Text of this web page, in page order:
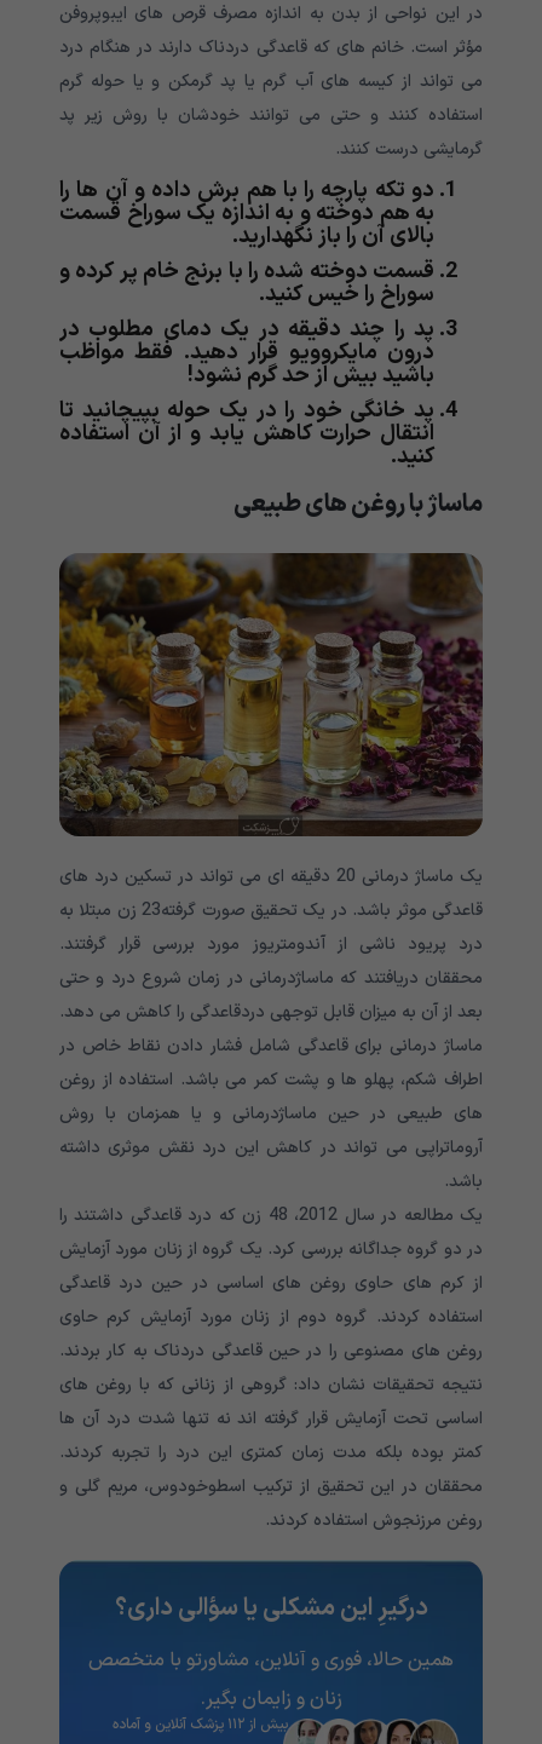
در این نواحی از بدن به اندازه مصرف قرص های ایبوپروفن
مؤثر است. خانم های که قاعدگی دردناک دارند در هنگام درد
می تواند از کیسه های آب گرم یا پد گرمکن و یا حوله گرم
استفاده کنند و حتی می توانند خودشان با روش زیر پد
گرمایشی درست کنند.
دو تکه پارچه را با هم برش داده و آن ها را
به هم دوخته و به اندازه یک سوراخ قسمت
بالای آن را باز نگهدارید.
قسمت دوخته شده را با برنج خام پر کرده و
سوراخ را خیس کنید.
پد را چند دقیقه در یک دمای مطلوب در
درون مایکروویو قرار دهید. فقط مواظب
باشید بیش از حد گرم نشود!
پد خانگی خود را در یک حوله بپیچانید تا
انتقال حرارت کاهش یابد و از آن استفاده
کنید.
ماساژ با روغن های طبیعی
یک ماساژ درمانی 20 دقیقه ای می تواند در تسکین درد های
قاعدگی موثر باشد. در یک تحقیق صورت گرفته23 زن مبتلا به
درد پریود ناشی از آندومتریوز مورد بررسی قرار گرفتند.
محققان دریافتند که ماساژدرمانی در زمان شروع درد و حتی
بعد از آن به میزان قابل توجهی دردقاعدگی را کاهش می دهد.
ماساژ درمانی برای قاعدگی شامل فشار دادن نقاط خاص در
اطراف شکم، پهلو ها و پشت کمر می باشد. استفاده از روغن
های طبیعی در حین ماساژدرمانی و یا همزمان با روش
آروماتراپی می تواند در کاهش این درد نقش موثری داشته
باشد.
یک مطالعه در سال 2012، 48 زن که درد قاعدگی داشتند را
در دو گروه جداگانه بررسی کرد. یک گروه از زنان مورد آزمایش
از کرم های حاوی روغن های اساسی در حین درد قاعدگی
استفاده کردند. گروه دوم از زنان مورد آزمایش کرم حاوی
روغن های مصنوعی را در حین قاعدگی دردناک به کار بردند.
نتیجه تحقیقات نشان داد: گروهی از زنانی که با روغن های
اساسی تحت آزمایش قرار گرفته اند نه تنها شدت درد آن ها
کمتر بوده بلکه مدت زمان کمتری این درد را تجربه کردند.
محققان در این تحقیق از ترکیب اسطوخودوس، مریم گلی و
روغن مرزنجوش استفاده کردند.
درگیرِ این مشکلی یا سؤالی داری؟
همین حالا، فوری و آنلاین، مشاورتو با متخصص
زنان و زایمان بگیر.
بیش از ۱۱۲ پزشک آنلاین و آماده